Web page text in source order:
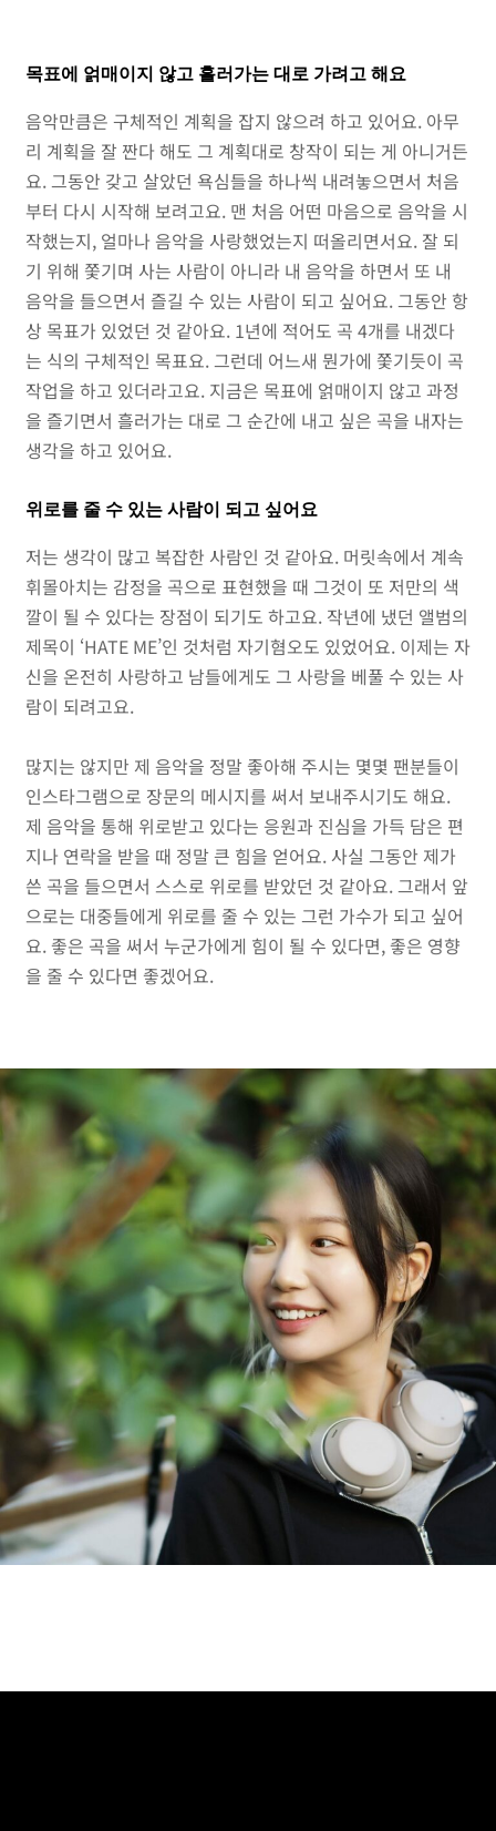
목표에 얽매이지 않고 흘러가는 대로 가려고 해요
음악만큼은 구체적인 계획을 잡지 않으려 하고 있어요. 아무
리 계획을 잘 짠다 해도 그 계획대로 창작이 되는 게 아니거든
요. 그동안 갖고 살았던 욕심들을 하나씩 내려놓으면서 처음
부터 다시 시작해 보려고요. 맨 처음 어떤 마음으로 음악을 시
작했는지, 얼마나 음악을 사랑했었는지 떠올리면서요. 잘 되
기 위해 쫓기며 사는 사람이 아니라 내 음악을 하면서 또 내
음악을 들으면서 즐길 수 있는 사람이 되고 싶어요. 그동안 항
상 목표가 있었던 것 같아요. 1년에 적어도 곡 4개를 내겠다
는 식의 구체적인 목표요. 그런데 어느새 뭔가에 쫓기듯이 곡
작업을 하고 있더라고요. 지금은 목표에 얽매이지 않고 과정
을 즐기면서 흘러가는 대로 그 순간에 내고 싶은 곡을 내자는
생각을 하고 있어요.
위로를 줄 수 있는 사람이 되고 싶어요
저는 생각이 많고 복잡한 사람인 것 같아요. 머릿속에서 계속
휘몰아치는 감정을 곡으로 표현했을 때 그것이 또 저만의 색
깔이 될 수 있다는 장점이 되기도 하고요. 작년에 냈던 앨범의
제목이 ‘HATE ME’인 것처럼 자기혐오도 있었어요. 이제는 자
신을 온전히 사랑하고 남들에게도 그 사랑을 베풀 수 있는 사
람이 되려고요.
많지는 않지만 제 음악을 정말 좋아해 주시는 몇몇 팬분들이
인스타그램으로 장문의 메시지를 써서 보내주시기도 해요.
제 음악을 통해 위로받고 있다는 응원과 진심을 가득 담은 편
지나 연락을 받을 때 정말 큰 힘을 얻어요. 사실 그동안 제가
쓴 곡을 들으면서 스스로 위로를 받았던 것 같아요. 그래서 앞
으로는 대중들에게 위로를 줄 수 있는 그런 가수가 되고 싶어
요. 좋은 곡을 써서 누군가에게 힘이 될 수 있다면, 좋은 영향
을 줄 수 있다면 좋겠어요.